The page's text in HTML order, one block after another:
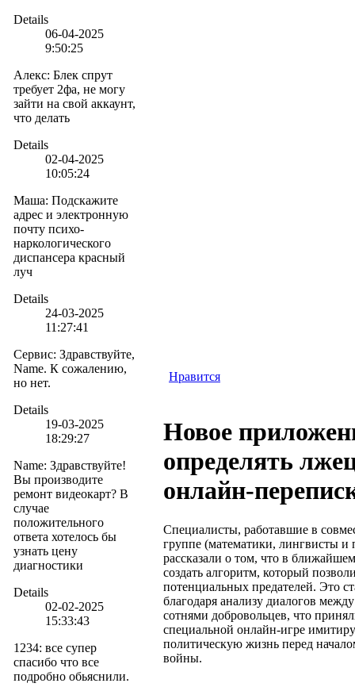
Details
06-04-2025
9:50:25
Алекс: Блек спрут
требует 2фа, не могу
зайти на свой аккаунт,
что делать
Details
02-04-2025
10:05:24
Маша: Подскажите
адрес и электронную
почту психо-
наркологического
диспансера красный
луч
Details
24-03-2025
11:27:41
Сервис: Здравствуйте,
Name. К сожалению,
но нет.
Details
19-03-2025
18:29:27
Name: Здравствуйте!
Вы производите
ремонт видеокарт? В
случае
положительного
ответа хотелось бы
узнать цену
диагностики
Details
02-02-2025
15:33:43
1234: все супер
спасибо что все
подробно обьяснили.
Нравится
Новое
определять
онлайн-
Специалисты, работавшие в
группе (математики, лингвисты и
рассказали о том, что в
создать алгоритм, который
потенциальных предателей. Это
благодаря анализу диалогов
сотнями добровольцев, что
специальной онлайн-игре
политическую жизнь перед
войны.